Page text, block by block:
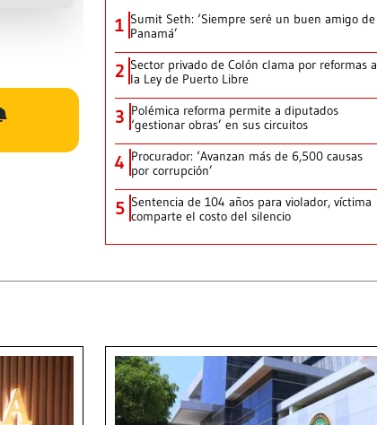
1 Sumit Seth: ‘Siempre seré un buen amigo de
Panamá’
2 Sector privado de Colón clama por reformas a
la Ley de Puerto Libre
3 Polémica reforma permite a diputados
‘gestionar obras’ en sus circuitos
4 Procurador: ‘Avanzan más de 6,500 causas
por corrupción’
5 Sentencia de 104 años para violador, víctima
comparte el costo del silencio